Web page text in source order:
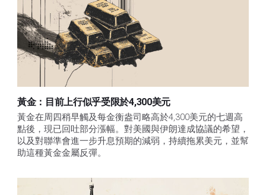
黃金：目前上行似乎受限於4,300美元
黃金在周四稍早觸及每金衡盎司略高於4,300美元的七週高
點後，現已回吐部分漲幅。對美國與伊朗達成協議的希望，
以及對聯準會進一步升息預期的減弱，持續拖累美元，並幫
助這種黃金金屬反彈。